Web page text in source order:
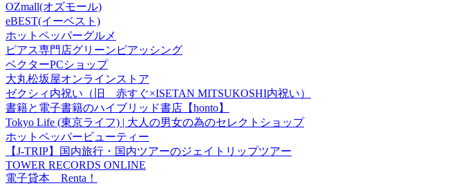
OZmall(オズモール)
eBEST(イーベスト)
ホットペッパーグルメ
ピアス専門店グリーンピアッシング
ベクターPCショップ
大丸松坂屋オンラインストア
ゼクシィ内祝い（旧 赤すぐ×ISETAN MITSUKOSHI内祝い）
書籍と電子書籍のハイブリッド書店【honto】
Tokyo Life (東京ライフ) | 大人の男女の為のセレクトショップ
ホットペッパービューティー
【J-TRIP】国内旅行・国内ツアーのジェイトリップツアー
TOWER RECORDS ONLINE
電子貸本 Renta！